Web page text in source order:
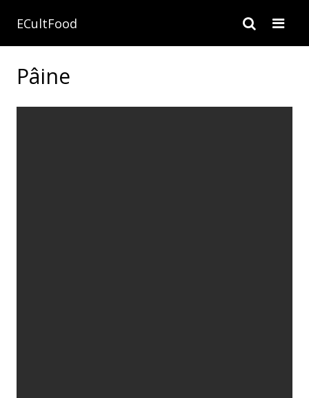
ECultFood
Pâine